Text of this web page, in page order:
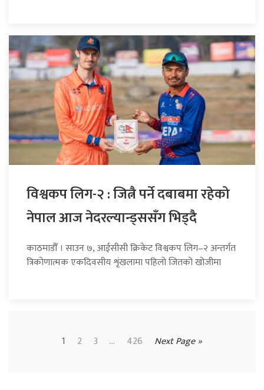
विश्वकप लिग-२ : जित्नै पर्ने दबाबमा रहेको
नेपाल आज नेदरल्यान्ड्ससँग भिड्दै
काठमाडौँ । साउन ७, आईसीसी क्रिकेट विश्वकप लिग–२ अन्तर्गत
त्रिकोणात्मक एकदिवसीय शृंखलामा पहिलो जितको खोजीमा
1 2 3 ... 426 Next Page »